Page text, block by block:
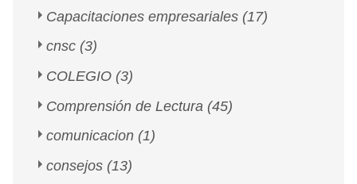
Capacitaciones empresariales (17)
cnsc (3)
COLEGIO (3)
Comprensión de Lectura (45)
comunicacion (1)
consejos (13)